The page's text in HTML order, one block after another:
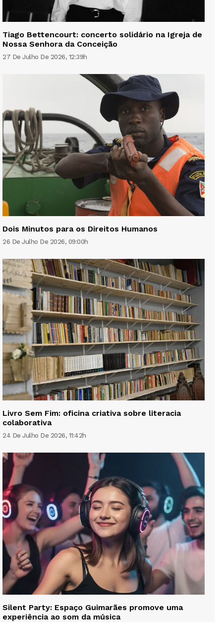
Tiago Bettencourt: concerto solidário na Igreja de
Nossa Senhora da Conceição
27 De Julho De 2026, 12:39h
Dois Minutos para os Direitos Humanos
26 De Julho De 2026, 09:00h
Livro Sem Fim: oficina criativa sobre literacia
colaborativa
24 De Julho De 2026, 11:42h
Silent Party: Espaço Guimarães promove uma
experiência ao som da música